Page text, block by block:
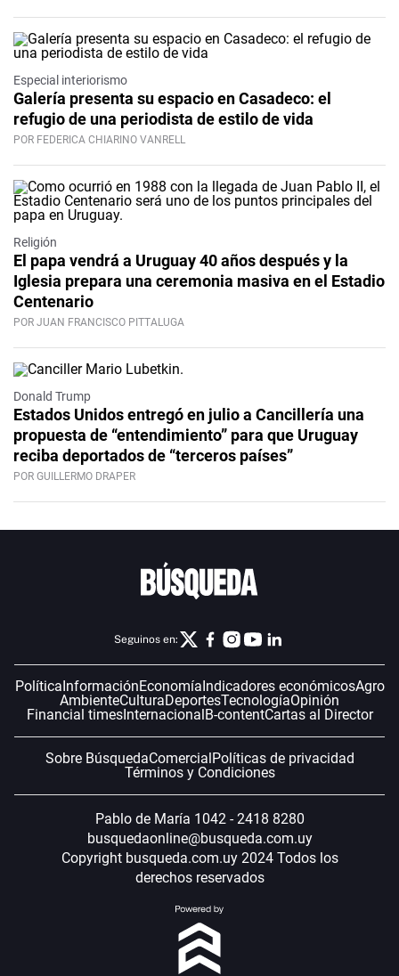
Especial interiorismo
Galería presenta su espacio en Casadeco: el
refugio de una periodista de estilo de vida
POR FEDERICA CHIARINO VANRELL
Religión
El papa vendrá a Uruguay 40 años después y la
Iglesia prepara una ceremonia masiva en el Estadio
Centenario
POR JUAN FRANCISCO PITTALUGA
Donald Trump
Estados Unidos entregó en julio a Cancillería una
propuesta de “entendimiento” para que Uruguay
reciba deportados de “terceros países”
POR GUILLERMO DRAPER
Seguinos en:
PolíticaInformaciónEconomíaIndicadores económicosAgro
AmbienteCulturaDeportesTecnologíaOpinión
Financial timesInternacionalB-contentCartas al Director
Sobre BúsquedaComercialPolíticas de privacidad
Términos y Condiciones
Pablo de María 1042 - 2418 8280
busquedaonline@busqueda.com.uy
Copyright busqueda.com.uy 2024 Todos los
derechos reservados